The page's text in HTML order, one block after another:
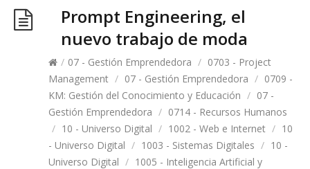
Prompt Engineering, el
nuevo trabajo de moda
/ 07 - Gestión Emprendedora / 0703 - Project
Management / 07 - Gestión Emprendedora / 0709 -
KM: Gestión del Conocimiento y Educación / 07 -
Gestión Emprendedora / 0714 - Recursos Humanos
/ 10 - Universo Digital / 1002 - Web e Internet / 10
- Universo Digital / 1003 - Sistemas Digitales / 10 -
Universo Digital / 1005 - Inteligencia Artificial y